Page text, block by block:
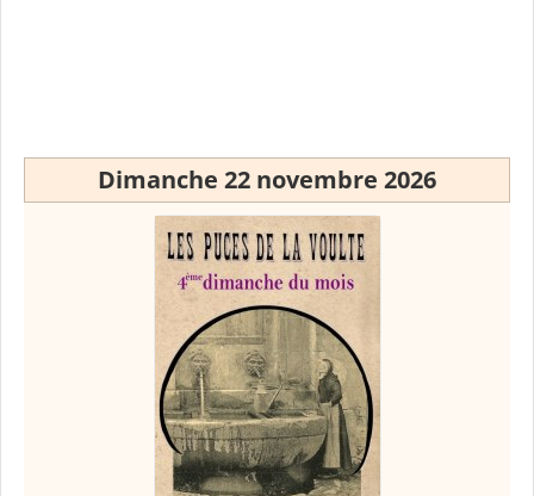
Dimanche 22 novembre 2026